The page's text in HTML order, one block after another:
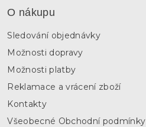
O nákupu
Sledování objednávky
Možnosti dopravy
Možnosti platby
Reklamace a vrácení zboží
Kontakty
Všeobecné Obchodní podmínky